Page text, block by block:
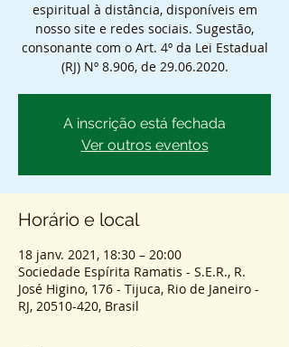
espiritual à distância, disponíveis em
nosso site e redes sociais. Sugestão,
consonante com o Art. 4º da Lei Estadual
(RJ) Nº 8.906, de 29.06.2020.
A inscrição está fechada
Ver outros eventos
Horário e local
18 janv. 2021, 18:30 – 20:00
Sociedade Espírita Ramatis - S.E.R., R.
José Higino, 176 - Tijuca, Rio de Janeiro -
RJ, 20510-420, Brasil